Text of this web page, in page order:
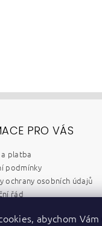
PRO VÁS
platba
podmínky
ochrany osobních údajů
řád
abychom